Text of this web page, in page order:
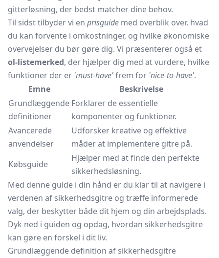
gitterløsning, der bedst matcher dine behov.
Til sidst tilbyder vi en prisguide med overblik over, hvad
du kan forvente i omkostninger, og hvilke økonomiske
overvejelser du bør gøre dig. Vi præsenterer også et
ol-listemerked, der hjælper dig med at vurdere, hvilke
funktioner der er 'must-have'frem for 'nice-to-have'.
Emne
Beskrivelse
Grundlæggende
definitioner
Forklarer de essentielle
komponenter og funktioner.
Avancerede
anvendelser
Udforsker kreative og effektive
måder at implementere gitre på.
Købsguide
Hjælper med at finde den perfekte
sikkerhedsløsning.
Med denne guide i din hånd er du klar til at navigere i
verdenen af sikkerhedsgitre og træffe informerede
valg, der beskytter både dit hjem og din arbejdsplads.
Dyk ned i guiden og opdag, hvordan sikkerhedsgitre
kan gøre en forskel i dit liv.
Grundlæggende definition af sikkerhedsgitre